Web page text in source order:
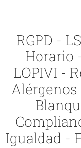
RGPD -
Horario
LOPIVI -
Alérgenos
Igualdad -